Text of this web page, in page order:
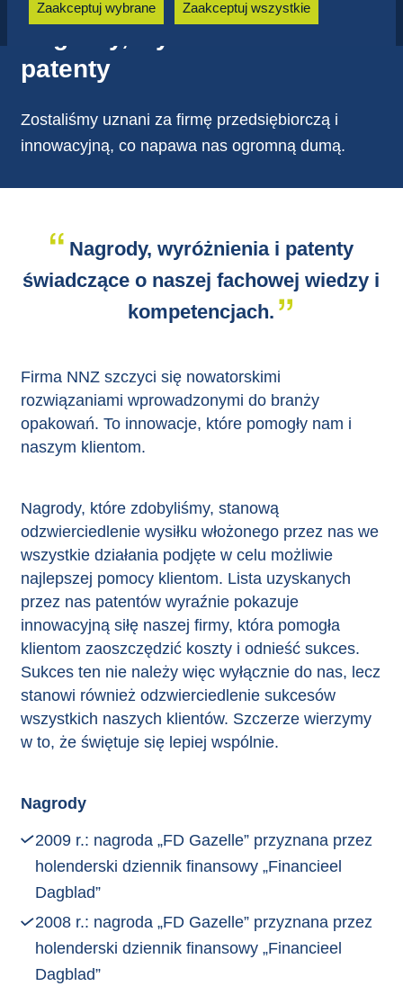
patenty
Zostaliśmy uznani za firmę przedsiębiorczą i
innowacyjną, co napawa nas ogromną dumą.
Nagrody, wyróżnienia i patenty
świadczące o naszej fachowej wiedzy i
kompetencjach.
Firma NNZ szczyci się nowatorskimi
rozwiązaniami wprowadzonymi do branży
opakowań. To innowacje, które pomogły nam i
naszym klientom.
Nagrody, które zdobyliśmy, stanową
odzwierciedlenie wysiłku włożonego przez nas we
wszystkie działania podjęte w celu możliwie
najlepszej pomocy klientom. Lista uzyskanych
przez nas patentów wyraźnie pokazuje
innowacyjną siłę naszej firmy, która pomogła
klientom zaoszczędzić koszty i odnieść sukces.
Sukces ten nie należy więc wyłącznie do nas, lecz
stanowi również odzwierciedlenie sukcesów
wszystkich naszych klientów. Szczerze wierzymy
w to, że świętuje się lepiej wspólnie.
Nagrody
2009 r.: nagroda „FD Gazelle” przyznana przez
holenderski dziennik finansowy „Financieel
Dagblad”
2008 r.: nagroda „FD Gazelle” przyznana przez
holenderski dziennik finansowy „Financieel
Dagblad”
zapobiegają również wielokrotnemu wyświetlaniu
użytkownikowi tych samych reklam..
Zaakceptuj wybrane Zaakceptuj wszystkie